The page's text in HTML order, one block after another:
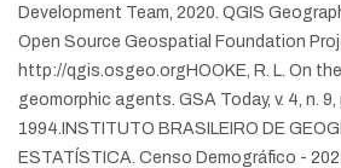
Development Team, 2020. QGIS
Open Source Geospatial Foundation
http://qgis.osgeo.org HOOKE, R. L. On
geomorphic agents. GSA Today, v. 4, n.
1994. INSTITUTO BRASILEIRO DE
ESTATÍSTICA. Censo Demográfico -